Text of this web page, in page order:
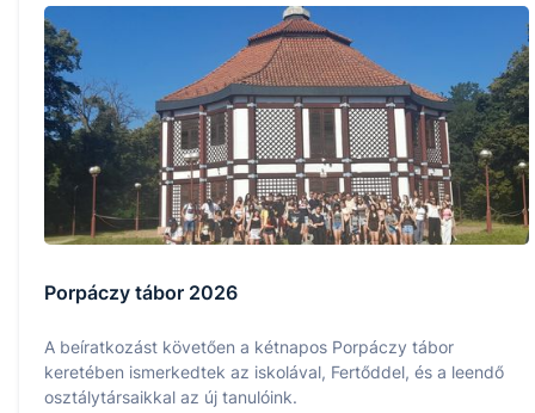
Porpáczy tábor 2026
A beíratkozást követően a kétnapos Porpáczy tábor
keretében ismerkedtek az iskolával, Fertőddel, és a leendő
osztálytársaikkal az új tanulóink.